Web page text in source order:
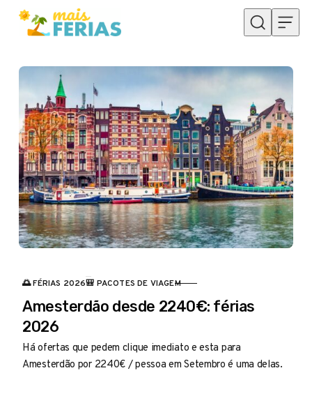
Skip to content
CATEGORIA
🌅 FÉRIAS 2026🎒 PACOTES DE VIAGEM
Amesterdão desde 2240€: férias
2026
Há ofertas que pedem clique imediato e esta para
Amesterdão por 2240€ / pessoa em Setembro é uma delas.